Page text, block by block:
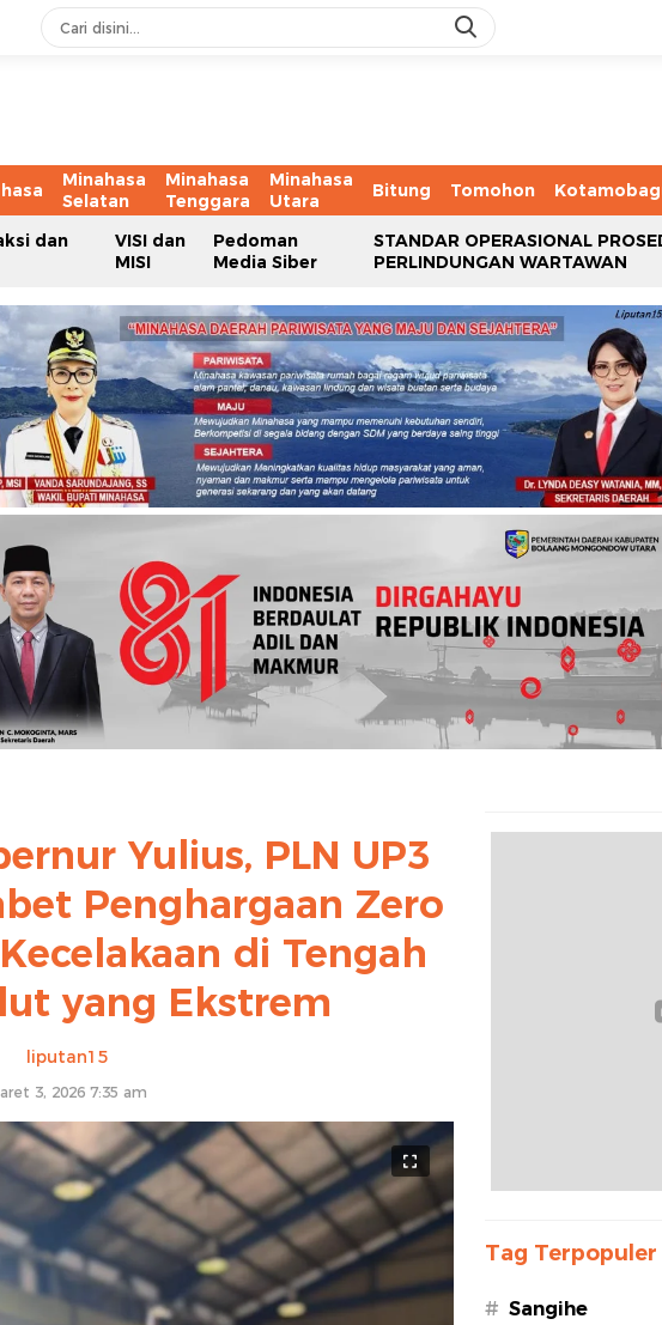
Minahasa
Selatan
Minahasa
Tenggara
Minahasa
Utara
Bitung Tomohon
dan
VISI dan
MISI
Pedoman
Media Siber
STANDAR OPERASIONAL
PERLINDUNGAN WARTAWAN
Yulius, PLN UP3
Penghargaan Zero
di Tengah
yang Ekstrem
liputan15
3, 2026 7:35 am
Tag Terpopuler
# Sangihe